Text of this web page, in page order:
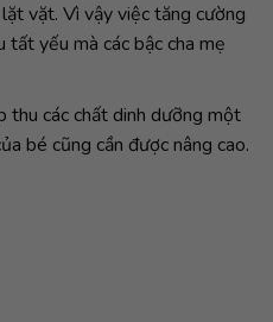
vặt. Vì vậy việc tăng cường
yếu mà các bậc cha mẹ
các chất dinh dưỡng một
bé cũng cần được nâng cao.